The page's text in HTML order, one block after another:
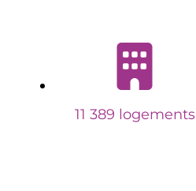
11 389 logements